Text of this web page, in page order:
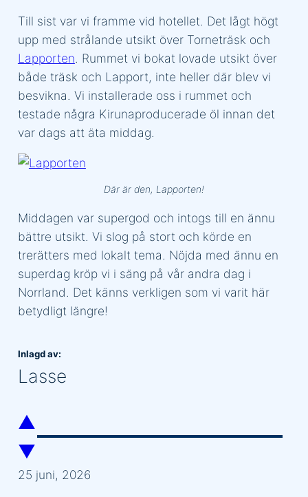
Till sist var vi framme vid hotellet. Det lågt högt
upp med strålande utsikt över Torneträsk och
Lapporten. Rummet vi bokat lovade utsikt över
både träsk och Lapport, inte heller där blev vi
besvikna. Vi installerade oss i rummet och
testade några Kirunaproducerade öl innan det
var dags att äta middag.
Där är den, Lapporten!
Middagen var supergod och intogs till en ännu
bättre utsikt. Vi slog på stort och körde en
trerätters med lokalt tema. Nöjda med ännu en
superdag kröp vi i säng på vår andra dag i
Norrland. Det känns verkligen som vi varit här
betydligt längre!
Inlagd av:
Lasse
▲
▼
25 juni, 2026